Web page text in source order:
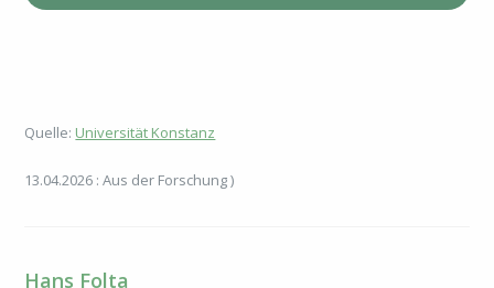
Quelle: Universität Konstanz
13.04.2026 : Aus der Forschung )
Hans Folta